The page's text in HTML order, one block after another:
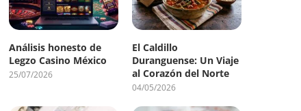
Análisis honesto de
Legzo Casino México
25/07/2026
El Caldillo
Duranguense: Un Viaje
al Corazón del Norte
04/05/2026